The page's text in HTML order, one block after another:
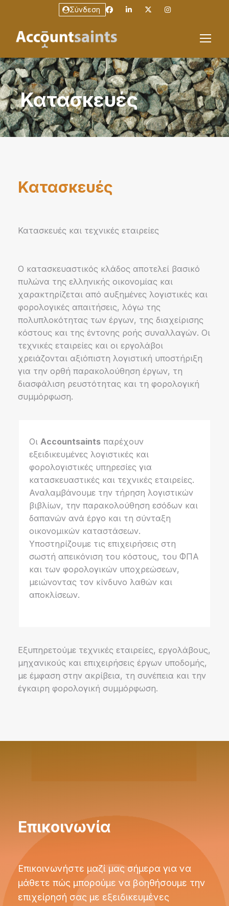
Σύνδεση
Κατασκευές
Κατασκευές
Κατασκευές και τεχνικές εταιρείες
Ο κατασκευαστικός κλάδος αποτελεί βασικό
πυλώνα της ελληνικής οικονομίας και
χαρακτηρίζεται από αυξημένες λογιστικές και
φορολογικές απαιτήσεις, λόγω της
πολυπλοκότητας των έργων, της διαχείρισης
κόστους και της έντονης ροής συναλλαγών. Οι
τεχνικές εταιρείες και οι εργολάβοι
χρειάζονται αξιόπιστη λογιστική υποστήριξη
για την ορθή παρακολούθηση έργων, τη
διασφάλιση ρευστότητας και τη φορολογική
συμμόρφωση.
Οι Accountsaints παρέχουν
εξειδικευμένες λογιστικές και
φορολογιστικές υπηρεσίες για
κατασκευαστικές και τεχνικές εταιρείες.
Αναλαμβάνουμε την τήρηση λογιστικών
βιβλίων, την παρακολούθηση εσόδων και
δαπανών ανά έργο και τη σύνταξη
οικονομικών καταστάσεων.
Υποστηρίζουμε τις επιχειρήσεις στη
σωστή απεικόνιση του κόστους, του ΦΠΑ
και των φορολογικών υποχρεώσεων,
μειώνοντας τον κίνδυνο λαθών και
αποκλίσεων.
Εξυπηρετούμε τεχνικές εταιρείες, εργολάβους,
μηχανικούς και επιχειρήσεις έργων υποδομής,
με έμφαση στην ακρίβεια, τη συνέπεια και την
έγκαιρη φορολογική συμμόρφωση.
Επικοινωνία
Επικοινωνήστε μαζί μας σήμερα για να
μάθετε πώς μπορούμε να βοηθήσουμε την
επιχείρησή σας με εξειδικευμένες